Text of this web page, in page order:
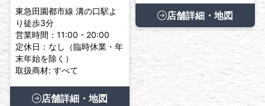
東急田園都市線 溝の口駅よ
り徒歩3分
営業時間：11:00 - 20:00
定休日：なし（臨時休業・年
末年始を除く）
取扱商材: すべて
店舗詳細・地図
店舗詳細・地図